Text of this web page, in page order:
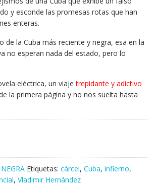
y esconde las promesas rotas que han
enteras.
de la Cuba más reciente y negra, esa en la
no esperan nada del estado, pero lo
eléctrica, un viajetrepidante y adictivo
la primera página y no nos suelta hasta
Etiquetas: cárcel, Cuba, infierno,
, Vladimir Hernández